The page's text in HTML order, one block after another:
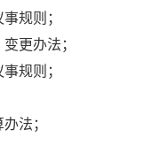
规则；
更办法；
规则；
法；